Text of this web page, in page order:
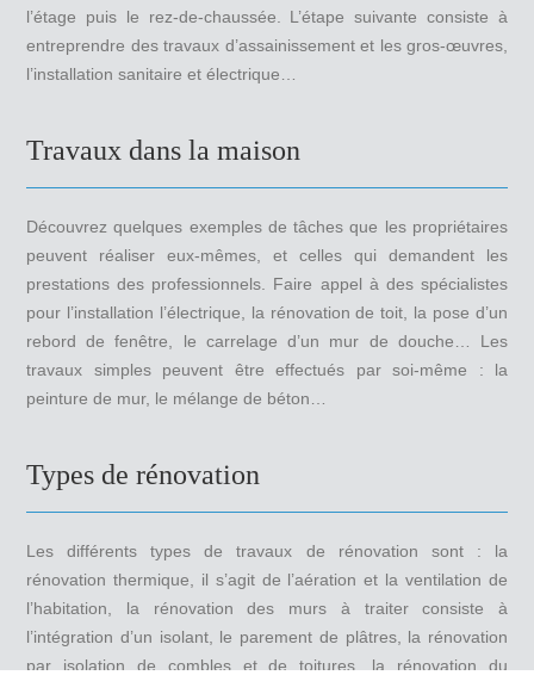
l’étage puis le rez-de-chaussée. L’étape suivante consiste à
entreprendre des travaux d’assainissement et les gros-œuvres,
l’installation sanitaire et électrique…
Travaux dans la maison
Découvrez quelques exemples de tâches que les propriétaires
peuvent réaliser eux-mêmes, et celles qui demandent les
prestations des professionnels. Faire appel à des spécialistes
pour l’installation l’électrique, la rénovation de toit, la pose d’un
rebord de fenêtre, le carrelage d’un mur de douche… Les
travaux simples peuvent être effectués par soi-même : la
peinture de mur, le mélange de béton…
Types de rénovation
Les différents types de travaux de rénovation sont : la
rénovation thermique, il s’agit de l’aération et la ventilation de
l’habitation, la rénovation des murs à traiter consiste à
l’intégration d’un isolant, le parement de plâtres, la rénovation
par isolation de combles et de toitures, la rénovation du